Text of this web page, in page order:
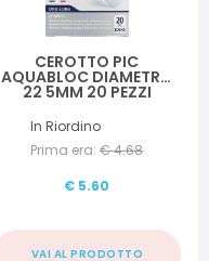
CEROTTO PIC
AQUABLOC DIAMETRO
22 5MM 20 PEZZI
In Riordino
Prima era: €4.68
€ 5.60
VAI AL PRODOTTO